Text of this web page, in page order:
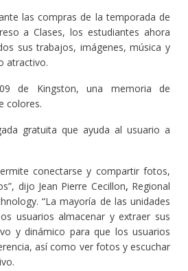
las compras de la temporada de
a Clases, los estudiantes ahora
sus trabajos, imágenes, música y
atractivo.
de Kingston, una memoria de
colores.
gratuita que ayuda al usuario a
conectarse y compartir fotos,
dijo Jean Pierre Cecillon, Regional
“La mayoría de las unidades
usuarios almacenar y extraer sus
y dinámico para que los usuarios
así como ver fotos y escuchar